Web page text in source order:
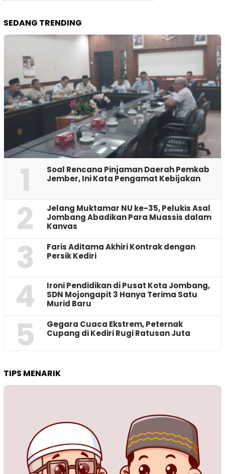
SEDANG TRENDING
1
‎Soal Rencana Pinjaman Daerah Pemkab
Jember, Ini Kata Pengamat Kebijakan ‎
2
Jelang Muktamar NU ke-35, Pelukis Asal
Jombang Abadikan Para Muassis dalam
Kanvas
3
Faris Aditama Akhiri Kontrak dengan
Persik Kediri
4
Ironi Pendidikan di Pusat Kota Jombang,
SDN Mojongapit 3 Hanya Terima Satu
Murid Baru
5
‎Gegara Cuaca Ekstrem, Peternak
Cupang di Kediri Rugi Ratusan Juta
TIPS MENARIK